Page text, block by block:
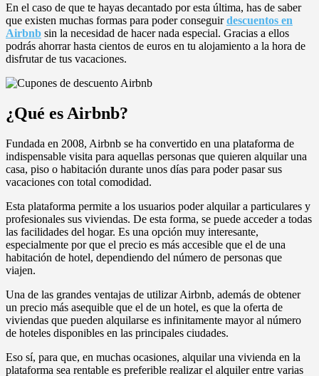
En el caso de que te hayas decantado por esta última, has de saber
que existen muchas formas para poder conseguirdescuentos en
Airbnb sin la necesidad de hacer nada especial. Gracias a ellos
podrás ahorrar hasta cientos de euros en tu alojamiento a la hora de
disfrutar de tus vacaciones.
¿Qué es Airbnb?
Fundada en 2008, Airbnb se ha convertido en una plataforma de
indispensable visita para aquellas personas que quieren alquilar una
casa, piso o habitación durante unos días para poder pasar sus
vacaciones con total comodidad.
Esta plataforma permite a los usuarios poder alquilar a particulares y
profesionales sus viviendas. De esta forma, se puede acceder a todas
las facilidades del hogar. Es una opción muy interesante,
especialmente por que el precio es más accesible que el de una
habitación de hotel, dependiendo del número de personas que
viajen.
Una de las grandes ventajas de utilizar Airbnb, además de obtener
un precio más asequible que el de un hotel, es que la oferta de
viviendas que pueden alquilarse es infinitamente mayor al número
de hoteles disponibles en las principales ciudades.
Eso sí, para que, en muchas ocasiones, alquilar una vivienda en la
plataforma sea rentable es preferible realizar el alquiler entre varias